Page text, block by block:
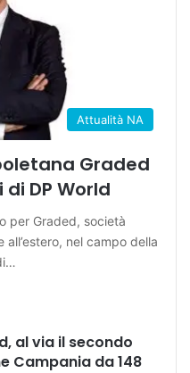
Attualità NA
Graded
DP World
per Graded, società
nel campo della
al via il secondo
Campania da 148